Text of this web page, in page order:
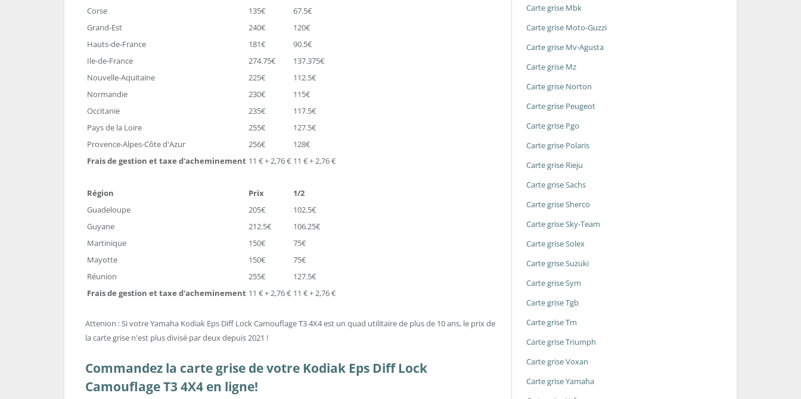
Corse
135€
67.5€
Grand-Est
240€
120€
Hauts-de-France
181€
90.5€
Ile-de-France
274.75€
137.375€
Nouvelle-Aquitaine
225€
112.5€
Normandie
230€
115€
Occitanie
235€
117.5€
Pays de la Loire
255€
127.5€
Provence-Alpes-Côte d'Azur
256€
128€
Frais de gestion et taxe d'acheminement 11 € + 2,76 € 11 € + 2,76 €
Région Prix
1/2
Guadeloupe
205€
102.5€
Guyane
212.5€
106.25€
Martinique
150€
75€
Mayotte
150€
75€
Réunion
255€
127.5€
Frais de gestion et taxe d'acheminement 11 € + 2,76 € 11 € + 2,76 €
Attenion : Si votre Yamaha Kodiak Eps Diff Lock Camouflage T3 4X4 est un quad utilitaire de plus de 10 ans, le prix de
la carte grise n'est plus divisé par deux depuis 2021 !
Commandez la carte grise de votre Kodiak Eps Diff Lock
Camouflage T3 4X4 en ligne!
Carte grise Mbk
Carte grise Moto-Guzzi
Carte grise Mv-Agusta
Carte grise Mz
Carte grise Norton
Carte grise Peugeot
Carte grise Pgo
Carte grise Polaris
Carte grise Rieju
Carte grise Sachs
Carte grise Sherco
Carte grise Sky-Team
Carte grise Solex
Carte grise Suzuki
Carte grise Sym
Carte grise Tgb
Carte grise Tm
Carte grise Triumph
Carte grise Voxan
Carte grise Yamaha